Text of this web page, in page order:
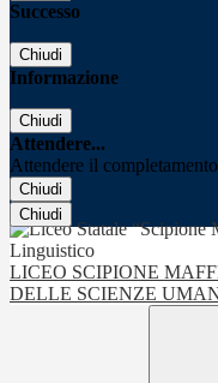
Successo
Chiudi
Informazione
Chiudi
Attendere...
Attendere il
Chiudi
Chiudi
LICEO SCIPIONE
DELLE SCIENZE